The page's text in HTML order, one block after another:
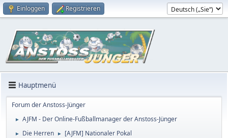
Einloggen Registrieren
Hauptmenü
Forum der Anstoss-Jünger
► AJFM - Der Online-Fußballmanager der Anstoss-Jünger
► Die Herren ► [AJFM] Nationaler Pokal